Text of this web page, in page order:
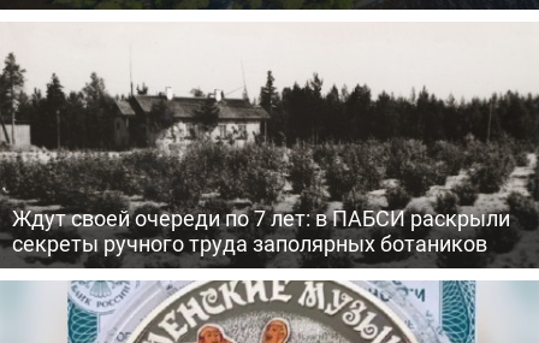
Ждут своей очереди по 7 лет: в ПАБСИ раскрыли
секреты ручного труда заполярных ботаников